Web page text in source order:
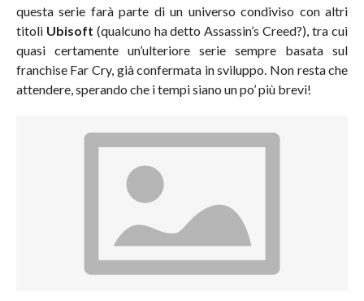
questa serie farà parte di un universo condiviso con altri
titoli Ubisoft (qualcuno ha detto Assassin’s Creed?), tra cui
quasi certamente un’ulteriore serie sempre basata sul
franchise Far Cry, già confermata in sviluppo. Non resta che
attendere, sperando che i tempi siano un po’ più brevi!